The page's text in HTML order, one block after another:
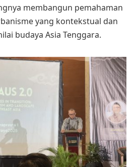
membangun pemahaman
yang kontekstual dan
budaya Asia Tenggara.